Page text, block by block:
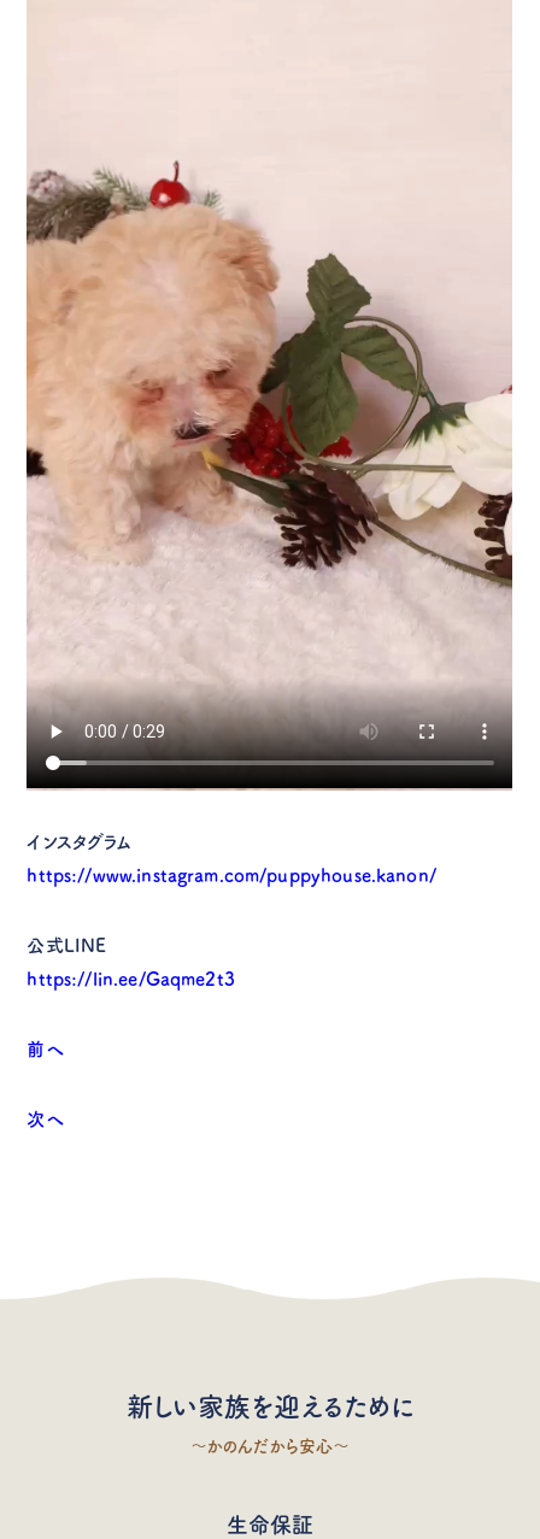
インスタグラム
https://www.instagram.com/puppyhouse.kanon/
公式LINE
https://lin.ee/Gaqme2t3
前へ
次へ
新しい家族を迎えるために
〜かのんだから安心〜
生命保証